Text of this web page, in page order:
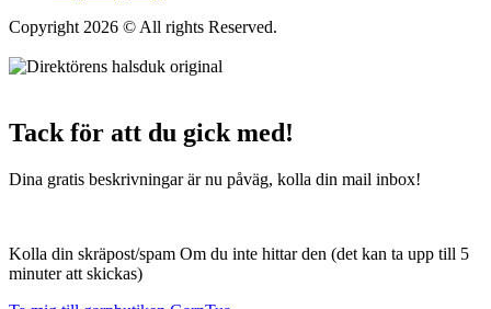
Copyright 2026 © All rights Reserved.
Tack för att du gick med!
Dina gratis beskrivningar är nu påväg, kolla din mail inbox!
Kolla din skräpost/spam Om du inte hittar den (det kan ta upp till 5
minuter att skickas)